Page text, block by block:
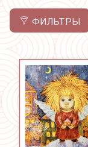
ФИЛЬТРЫ